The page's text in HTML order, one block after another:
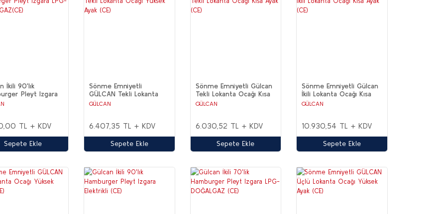
İkili 90'lık
Pleyt Izgara
TL + KDV
Sepete Ekle
Sönme Emniyetli
GÜLCAN Tekli Lokanta
Ocağı Yüksek Ayak (CE)
GÜLCAN
6.407,35 TL + KDV
Sepete Ekle
Sönme Emniyetli Gülcan
Tekli Lokanta Ocağı Kısa
Ayak (CE)
GÜLCAN
6.030,52 TL + KDV
Sepete Ekle
Sönme Emniyetli Gülcan
İkili Lokanta Ocağı Kısa
Ayak (CE)
GÜLCAN
10.930,54 TL + KDV
Sepete Ekle